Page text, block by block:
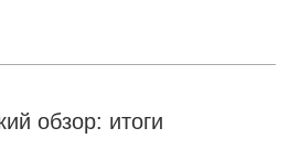
обзор: итоги